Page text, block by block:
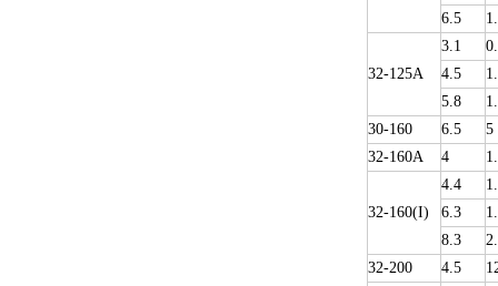
6.5
32-125A
3.1
4.5
5.8
30-160
6.5
5
32-160A
4
32-160(I)
4.4
6.3
8.3
32-200
4.5